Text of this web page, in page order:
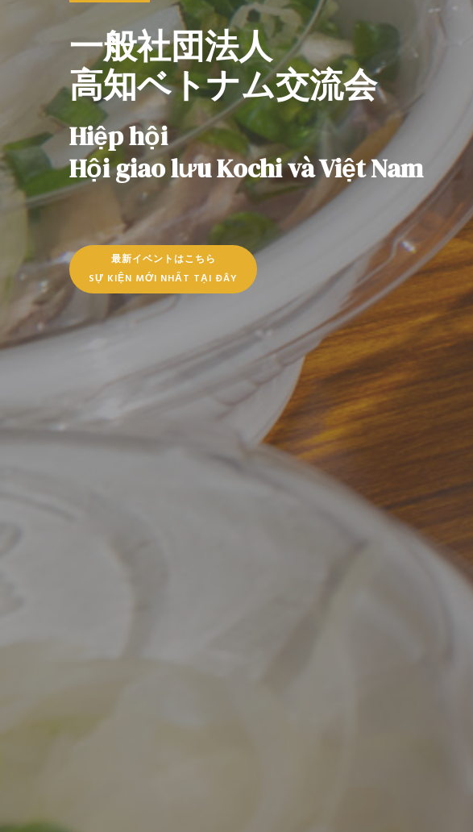
一般社団法人
高知ベトナム交流会
Hiệp hội
Hội giao lưu Kochi và Việt Nam
最新イベントはこちら
SỰ KIỆN MỚI NHẤT TẠI ĐÂY